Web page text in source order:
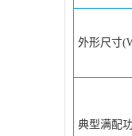
外形尺寸
典型满配